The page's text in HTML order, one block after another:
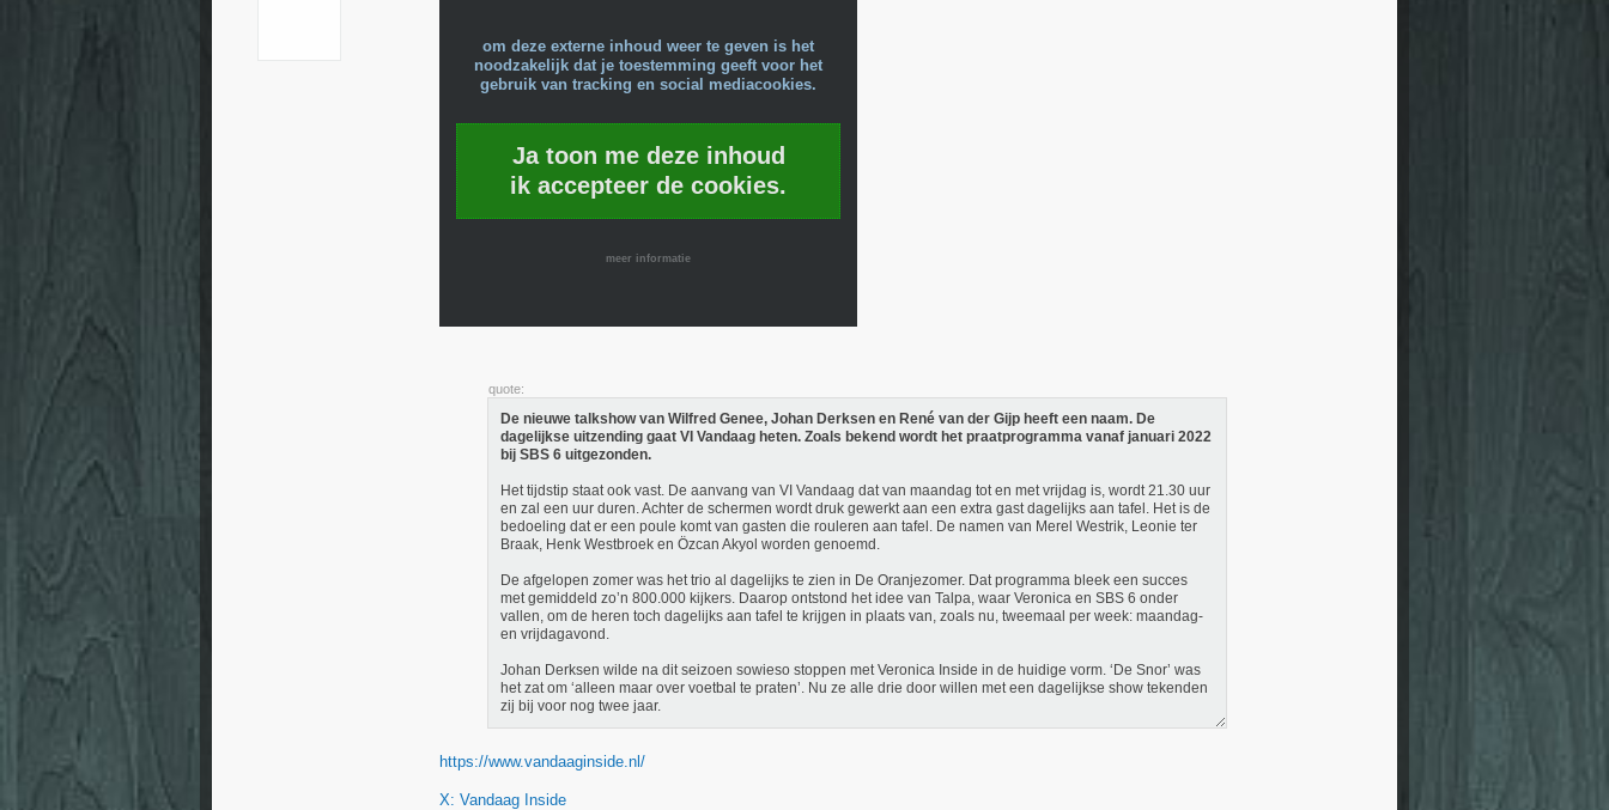
om deze externe inhoud weer te geven is het
noodzakelijk dat je toestemming geeft voor het
gebruik van tracking en social mediacookies.
Ja toon me deze inhoud
ik accepteer de cookies.
meer informatie
quote:
De nieuwe talkshow van Wilfred Genee, Johan Derksen en René van der Gijp heeft een naam. De
dagelijkse uitzending gaat VI Vandaag heten. Zoals bekend wordt het praatprogramma vanaf januari 2022
bij SBS 6 uitgezonden.
Het tijdstip staat ook vast. De aanvang van VI Vandaag dat van maandag tot en met vrijdag is, wordt 21.30 uur
en zal een uur duren. Achter de schermen wordt druk gewerkt aan een extra gast dagelijks aan tafel. Het is de
bedoeling dat er een poule komt van gasten die rouleren aan tafel. De namen van Merel Westrik, Leonie ter
Braak, Henk Westbroek en Özcan Akyol worden genoemd.
De afgelopen zomer was het trio al dagelijks te zien in De Oranjezomer. Dat programma bleek een succes
met gemiddeld zo’n 800.000 kijkers. Daarop ontstond het idee van Talpa, waar Veronica en SBS 6 onder
vallen, om de heren toch dagelijks aan tafel te krijgen in plaats van, zoals nu, tweemaal per week: maandag-
en vrijdagavond.
Johan Derksen wilde na dit seizoen sowieso stoppen met Veronica Inside in de huidige vorm. ‘De Snor’ was
het zat om ‘alleen maar over voetbal te praten’. Nu ze alle drie door willen met een dagelijkse show tekenden
zij bij voor nog twee jaar.
https://www.vandaaginside.nl/
X: Vandaag Inside